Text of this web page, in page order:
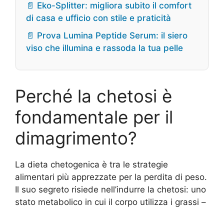
📄 Eko-Splitter: migliora subito il comfort
di casa e ufficio con stile e praticità
📄 Prova Lumina Peptide Serum: il siero
viso che illumina e rassoda la tua pelle
Perché la chetosi è
fondamentale per il
dimagrimento?
La dieta chetogenica è tra le strategie
alimentari più apprezzate per la perdita di peso.
Il suo segreto risiede nell’indurre la chetosi: uno
stato metabolico in cui il corpo utilizza i grassi –